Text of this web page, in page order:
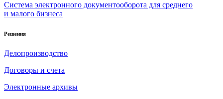
Система электронного документооборота для среднего
и малого бизнеса
Решения
Делопроизводство
Договоры и счета
Электронные архивы